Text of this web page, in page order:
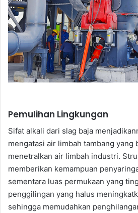
Pemulihan Lingkungan
Sifat alkali dari slag baja
mengatasi air limbah tambang yang
menetralkan air limbah industri.
memberikan kemampuan
sementara luas permukaan yang
penggilingan yang halus
sehingga memudahkan